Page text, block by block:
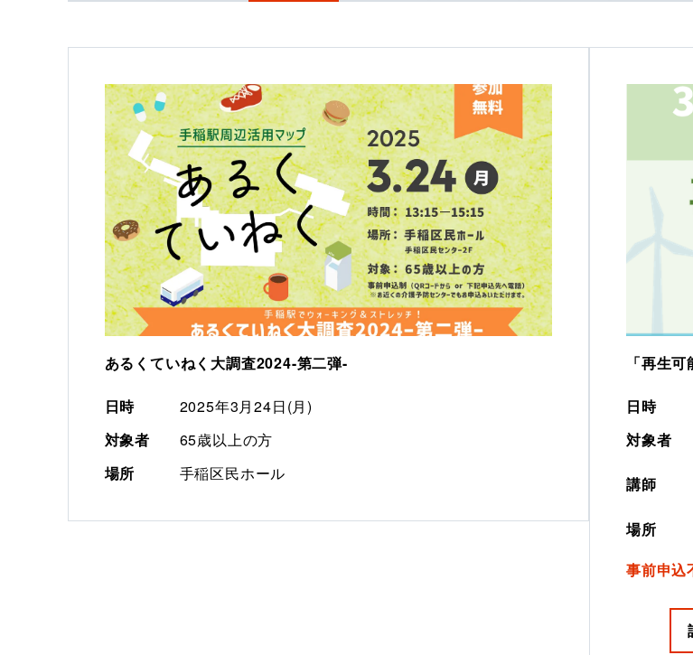
あるくていねく大調査2024-第二弾-
日時
2025年3月24日(月)
対象者
65歳以上の方
場所
手稲区民ホール
「再生
日時
対象者
講師
場所
事前申込